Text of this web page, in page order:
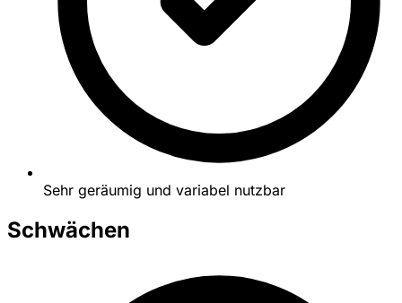
Sehr geräumig und variabel nutzbar
Schwächen